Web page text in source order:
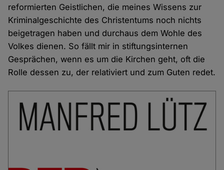
reformierten Geistlichen, die meines Wissens zur
Kriminalgeschichte des Christentums noch nichts
beigetragen haben und durchaus dem Wohle des
Volkes dienen. So fällt mir in stiftungsinternen
Gesprächen, wenn es um die Kirchen geht, oft die
Rolle dessen zu, der relativiert und zum Guten redet.